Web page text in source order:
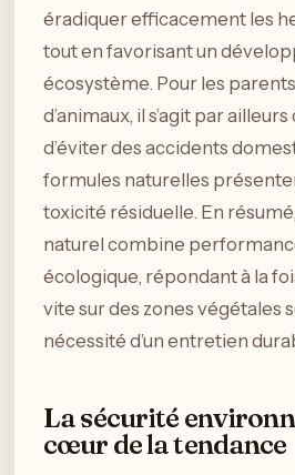
éradiquer efficacement les
tout en favorisant un
écosystème. Pour les
d’animaux, il s’agit par ailleurs
d’éviter des accidents
formules naturelles
toxicité résiduelle. En
naturel combine
écologique, répondant à la
vite sur des zones végétales
nécessité d’un entretien
La sécurité
cœur de la tendance